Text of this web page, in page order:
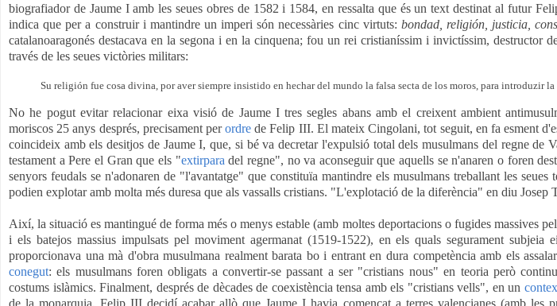
biografiador de Jaume I amb les seues obres de 1582 i 1584, en ressalta que és un text destinat al futur
indica que per a construir i mantindre un imperi són necessàries cinc virtuts: bondad, religión, justicia,
catalanoaragonés destacava en la segona i en la cinquena; fou un rei cristianíssim i invictíssim, destructor
través de les seues victòries militars:
Su religión fue cosa divina, por aver siempre insistido en hechar del mundo la falsa secta de los moros, para introduzir
No he pogut evitar relacionar eixa visió de Jaume I tres segles abans amb el creixent ambient
moriscos 25 anys després, precisament perordre de Felip III. El mateix Cingolani, tot seguit, en fa esment
coincideix amb els desitjos de Jaume I, que, si bé va decretar l'expulsió total dels musulmans del regne de
testament a Pere el Gran que els "extirparadel regne", no va aconseguir que aquells se n'anaren o foren
senyors feudals se n'adonaren de "l'avantatge" que constituïa mantindre els musulmans treballant les
podien explotar amb molta més duresa que als vassalls cristians. "L'explotació de la diferència" en diu Josep
Així, la situació es mantingué de forma més o menys estable (amb moltes deportacions o fugides massives
i els batejos massius impulsats pel moviment agermanat (1519-1522), en els quals segurament subjeia
proporcionava una mà d'obra musulmana realment barata bo i entrant en dura competència amb els
conegut: els musulmans foren obligats a convertir-se passant a ser "cristians nous" en teoria però
costums islàmics. Finalment, després de dècades de coexistència tensa amb els "cristians vells", en un